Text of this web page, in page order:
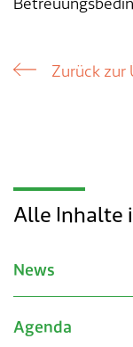
Zurück zur
Alle Inhalte
News
Agenda